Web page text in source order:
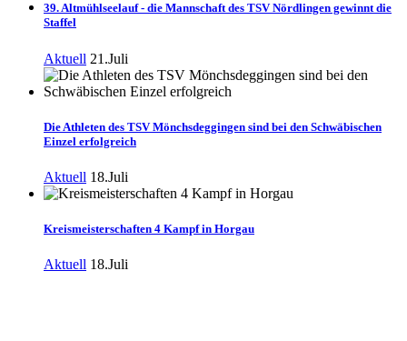
39. Altmühlseelauf - die Mannschaft des TSV Nördlingen gewinnt die
Staffel
Aktuell 21.Juli
Die Athleten des TSV Mönchsdeggingen sind bei den Schwäbischen
Einzel erfolgreich
Aktuell 18.Juli
Kreismeisterschaften 4 Kampf in Horgau
Aktuell 18.Juli